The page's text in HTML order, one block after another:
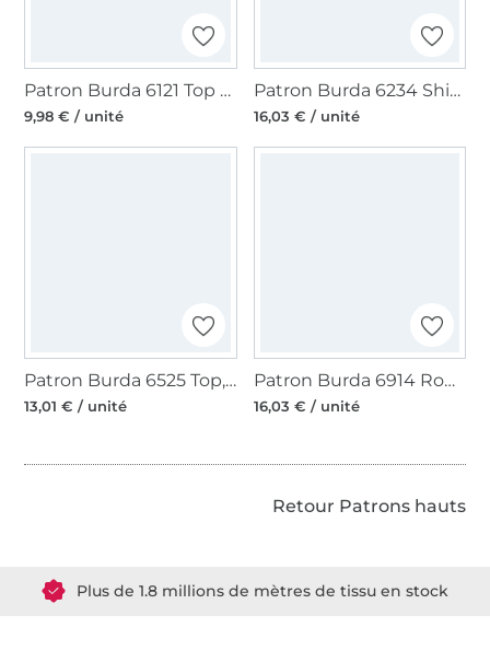
Patron Burda 6121 Top et robe, en français
9,98 € / unité
Patron Burda 6234 Shirt, en français
16,03 € / unité
Patron Burda 6525 Top, blouse, coutures de découpe, en français
13,01 € / unité
Patron Burda 6914 Robe & haut, en français
16,03 € / unité
Retour Patrons hauts
Plus de 1.8 millions de mètres de tissu en stock